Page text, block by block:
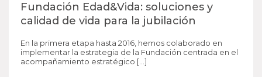
Fundación Edad&Vida: soluciones y
calidad de vida para la jubilación
En la primera etapa hasta 2016, hemos colaborado en
implementar la estrategia de la Fundación centrada en el
acompañamiento estratégico […]